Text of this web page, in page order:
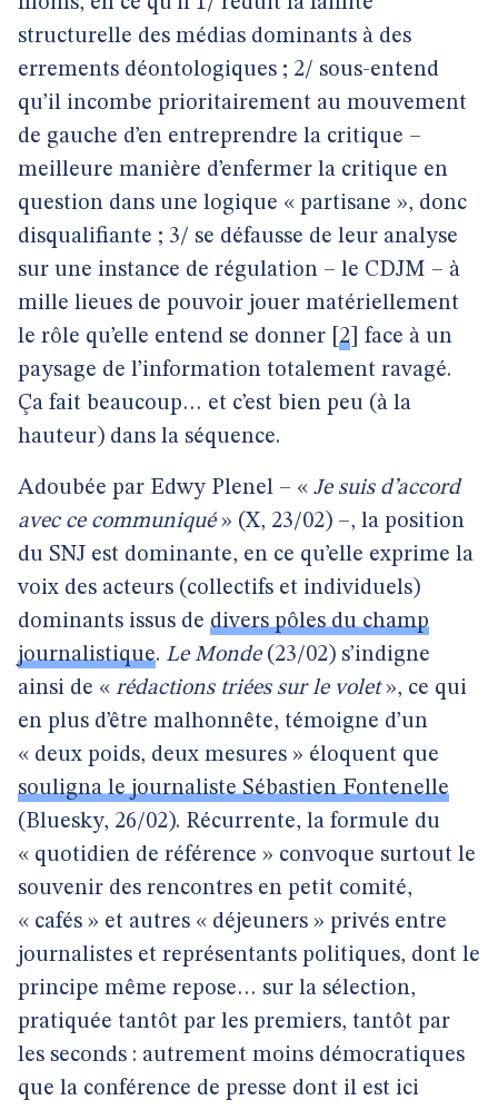
structurelle des médias dominants à des
errements déontologiques ; 2/ sous-entend
qu’il incombe prioritairement au mouvement
de gauche d’en entreprendre la critique –
meilleure manière d’enfermer la critique en
question dans une logique « partisane », donc
disqualifiante ; 3/ se défausse de leur analyse
sur une instance de régulation – le CDJM – à
mille lieues de pouvoir jouer matériellement
le rôle qu’elle entend se donner 2
face à un
paysage de l’information totalement ravagé.
Ça fait beaucoup… et c’est bien peu (à la
hauteur) dans la séquence.
Adoubée par Edwy Plenel – « Je suis d’accord
avec ce communiqué» (X, 23/02) –, la position
du SNJ est dominante, en ce qu’elle exprime la
voix des acteurs (collectifs et individuels)
dominants issus de divers pôles du champ
journalistique. Le Monde(23/02) s’indigne
ainsi de « rédactions triées sur le volet», ce qui
en plus d’être malhonnête, témoigne d’un
« deux poids, deux mesures » éloquent que
souligna le journaliste Sébastien Fontenelle
(Bluesky, 26/02). Récurrente, la formule du
« quotidien de référence » convoque surtout le
souvenir des rencontres en petit comité,
« cafés » et autres « déjeuners » privés entre
journalistes et représentants politiques, dont le
principe même repose… sur la sélection,
pratiquée tantôt par les premiers, tantôt par
les seconds : autrement moins démocratiques
que la conférence de presse dont il est ici